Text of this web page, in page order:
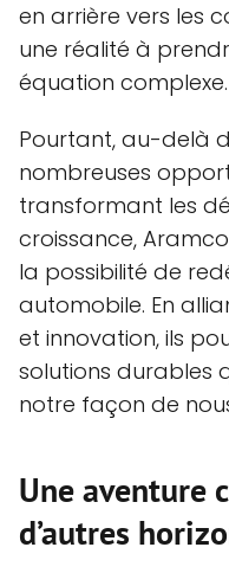
en arrière vers les
une réalité à
équation complexe.
Pourtant, au-delà
nombreuses
transformant les
croissance,
la possibilité de
automobile. En
et innovation, ils
solutions durables
notre façon de
Une aventure
d’autres